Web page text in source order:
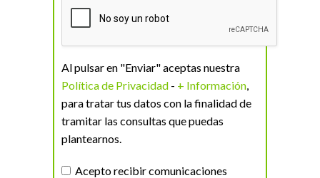
Al pulsar en "Enviar" aceptas nuestra
Política de Privacidad - + Información,
para tratar tus datos con la finalidad de
tramitar las consultas que puedas
plantearnos.
Acepto recibir comunicaciones